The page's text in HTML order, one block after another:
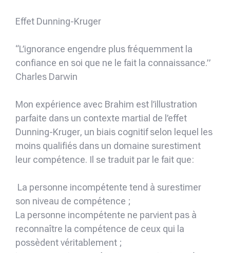
Effet Dunning-Kruger
“L’ignorance engendre plus fréquemment la
confiance en soi que ne le fait la connaissance.”
Charles Darwin
Mon expérience avec Brahim est l’illustration
parfaite dans un contexte martial de l’effet
Dunning-Kruger, un biais cognitif selon lequel les
moins qualifiés dans un domaine surestiment
leur compétence. Il se traduit par le fait que:
La personne incompétente tend à surestimer
son niveau de compétence ;
La personne incompétente ne parvient pas à
reconnaître la compétence de ceux qui la
possèdent véritablement ;